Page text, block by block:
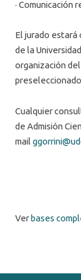
· Comunicación
El jurado
de la
organización
Cualquier
de Admisión
mail
Verbases